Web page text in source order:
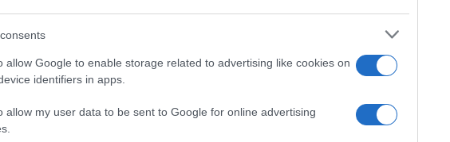
allow Google to enable storage related to advertising like cookies on
identifiers in apps.
allow my user data to be sent to Google for online advertising
I nostri cari